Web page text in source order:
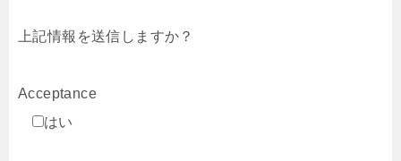
上記情報を送信しますか？
Acceptance
はい